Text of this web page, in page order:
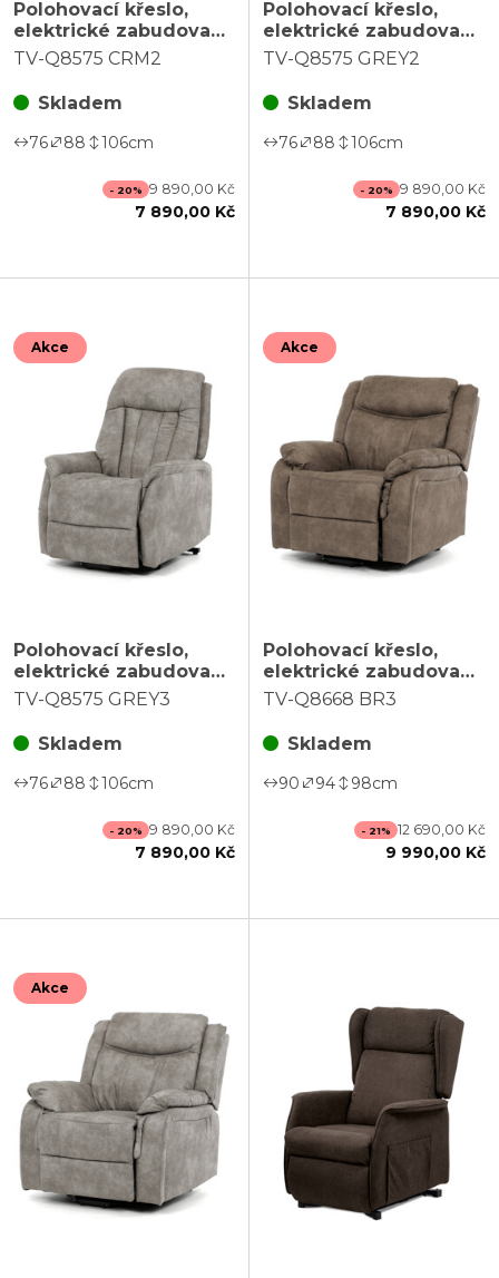
Polohovací křeslo,
elektrické zabudované
ovládání, béžová,
látka, TV-Q8575 CRM2
TV-Q8575 CRM2
Skladem
76 88 106cm
- 20% 9 890,00 Kč
7 890,00 Kč
Polohovací křeslo,
elektrické zabudované
ovládání, šedá, látka,
TV-Q8575 GREY2
TV-Q8575 GREY2
Skladem
76 88 106cm
- 20% 9 890,00 Kč
7 890,00 Kč
Akce
Polohovací křeslo,
elektrické zabudované
ovládání, šedá, látka
vintage, TV-Q8575
GREY3
TV-Q8575 GREY3
Skladem
76 88 106cm
- 20% 9 890,00 Kč
7 890,00 Kč
Akce
Polohovací křeslo,
elektrické zabudované
ovládání, hnědá, látka
vintage, TV-Q8668
BR3
TV-Q8668 BR3
Skladem
90 94 98cm
- 21% 12 690,00 Kč
9 990,00 Kč
Akce